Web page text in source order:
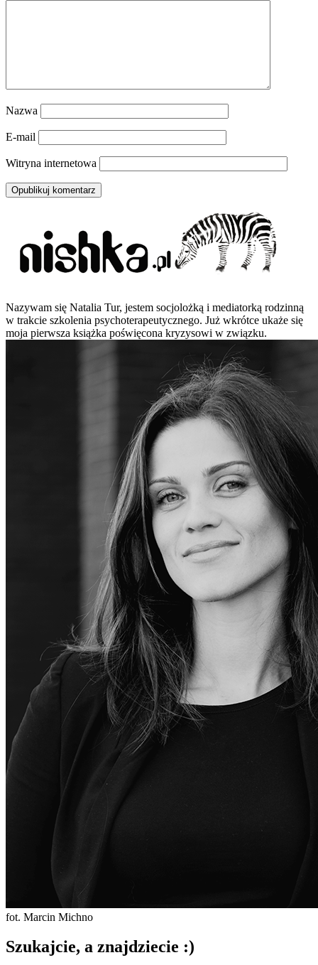
Nazwa
E-mail
Witryna internetowa
Nazywam się Natalia Tur, jestem socjolożką i mediatorką rodzinną
w trakcie szkolenia psychoterapeutycznego. Już wkrótce ukaże się
moja pierwsza książka poświęcona kryzysowi w związku.
fot. Marcin Michno
Szukajcie, a znajdziecie :)